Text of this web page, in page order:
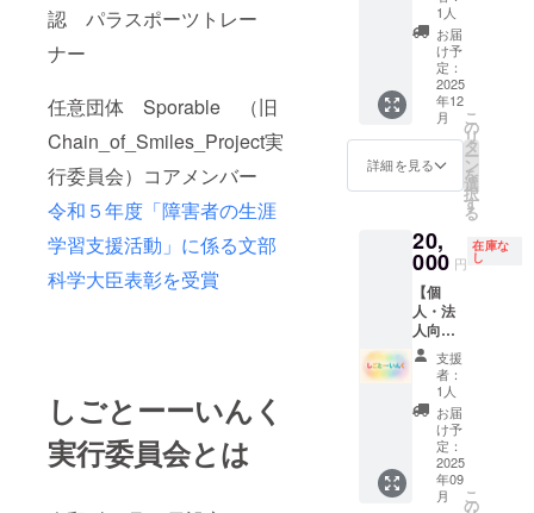
認 パラスポーツトレー
ナー
任意団体 Sporable （旧
Chain_of_Smiles_Project実
行委員会）コアメンバー
令和５年度「障害者の生涯
学習支援活動」に係る文部
科学大臣表彰を受賞
しごとーーいんく
実行委員会とは
をブー
ス内で
紹介し
ます。
サイズ
はA4
横、氏
名・名
称のほ
かご希
望があ
サイズ
内でロ
ゴやバ
ナーの
掲載も
承りま
す。 ・
注意事
項：支
援時、
必ず備
考欄に
掲載を
希望さ
れるお
ス】 ご
支援い
ただい
た皆さ
まを対
象にオ
ンライ
ンでの
活動報
告会を
開催い
す。 ・
日時：
2025年
12月以
降 ・方
法：オ
ンライ
ンによ
る60分
程度の
活動報
告会 ・
支援者
様との
連絡方
1人
お届
け予
定：
2025
年12
月
詳細を見る
こ
の
リ
タ
ー
ン
を
選
択
す
る
20,
000 円
在庫な
し
【個
人・法
人向け
駄菓子
屋スポ
サー】
しご
とーー
いんく
の駄菓
子屋
支援
者：
1人
お届
け予
定：
2025
年09
月
こ
の